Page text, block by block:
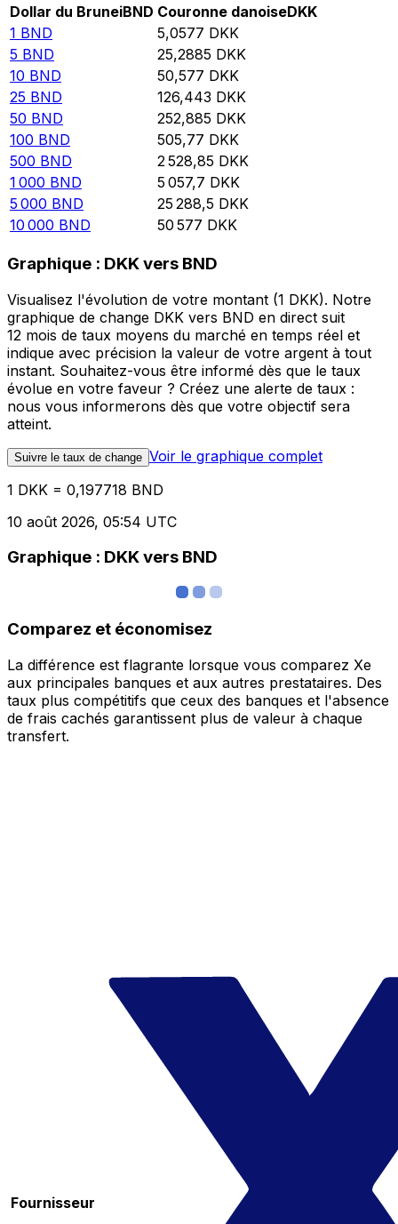
Dollar du BruneiBND Couronne danoiseDKK
1 BND 5,0577 DKK
5 BND 25,2885 DKK
10 BND 50,577 DKK
25 BND 126,443 DKK
50 BND 252,885 DKK
100 BND 505,77 DKK
500 BND 2 528,85 DKK
1 000 BND 5 057,7 DKK
5 000 BND 25 288,5 DKK
10 000 BND 50 577 DKK
Graphique : DKK vers BND
Visualisez l'évolution de votre montant (1 DKK). Notre
graphique de change DKK vers BND en direct suit
12 mois de taux moyens du marché en temps réel et
indique avec précision la valeur de votre argent à tout
instant. Souhaitez-vous être informé dès que le taux
évolue en votre faveur ? Créez une alerte de taux :
nous vous informerons dès que votre objectif sera
atteint.
Suivre le taux de change Voir le graphique complet
1 DKK = 0,197718 BND
10 août 2026, 05:54 UTC
Graphique : DKK vers BND
Comparez et économisez
La différence est flagrante lorsque vous comparez Xe
aux principales banques et aux autres prestataires. Des
taux plus compétitifs que ceux des banques et l'absence
de frais cachés garantissent plus de valeur à chaque
transfert.
Fournisseur